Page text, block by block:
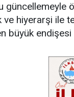
güncellemeyle
hiyerarşi ile
büyük